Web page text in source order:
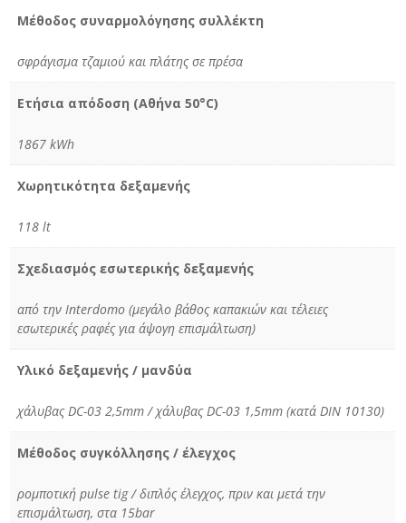
Μέθοδος συναρμολόγησης συλλέκτη
σφράγισμα τζαμιού και πλάτης σε πρέσα
Ετήσια απόδοση (Αθήνα 50°C)
1867 kWh
Χωρητικότητα δεξαμενής
118 lt
Σχεδιασμός εσωτερικής δεξαμενής
από την Interdomo (μεγάλο βάθος καπακιών και τέλειες
εσωτερικές ραφές για άψογη επισμάλτωση)
Υλικό δεξαμενής / μανδύα
χάλυβας DC-03 2,5mm / χάλυβας DC-03 1,5mm (κατά DIN 10130)
Μέθοδος συγκόλλησης / έλεγχος
ρομποτική pulse tig / διπλός έλεγχος, πριν και μετά την
επισμάλτωση, στα 15bar